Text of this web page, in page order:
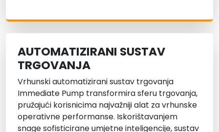
AUTOMATIZIRANI SUSTAV
TRGOVANJA
Vrhunski automatizirani sustav trgovanja
Immediate Pump transformira sferu trgovanja,
pružajući korisnicima najvažniji alat za vrhunske
operativne performanse. Iskorištavanjem
snage sofisticirane umjetne inteligencije, sustav